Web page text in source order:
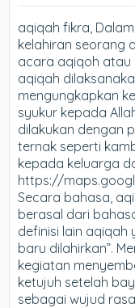
aqiqah fikra,
kelahiran seorang
acara aqiqoh atau
aqiqah
mengungkapkan
syukur kepada
dilakukan dengan
ternak seperti
kepada keluarga
https://
Secara bahasa,
berasal dari
definisi lain aqiqah
baru dilahirkan”.
kegiatan
ketujuh setelah
sebagai wujud